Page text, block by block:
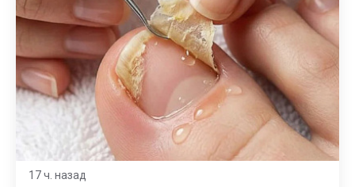
17 ч. назад